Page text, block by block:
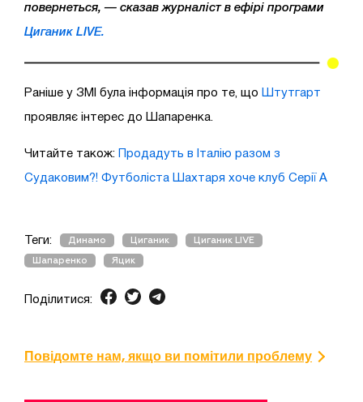
повернеться, — сказав журналіст в ефірі програми
Циганик LIVE.
Раніше у ЗМІ була інформація про те, що Штутгарт
проявляє інтерес до Шапаренка.
Читайте також: Продадуть в Італію разом з
Судаковим?! Футболіста Шахтаря хоче клуб Серії А
Теги: Динамо Циганик Циганик LIVE
Шапаренко Яцик
Поділитися:
Повідомте нам, якщо ви помітили проблему